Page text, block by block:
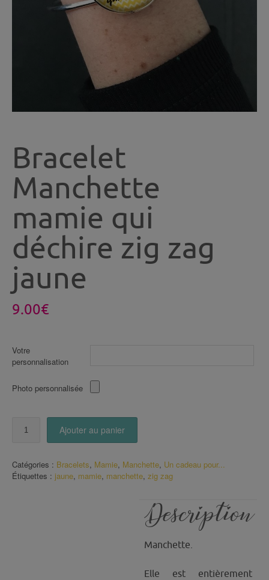
Bracelet
Manchette
mamie qui
déchire zig zag
jaune
9.00€
Votre
personnalisation
Photo personnalisée
mamie
qui
Ajouter au panier
Catégories : Bracelets, Mamie, Manchette, Un cadeau pour...
Étiquettes : jaune, mamie, manchette, zig zag
Description
Manchette.
Elle est entièrement